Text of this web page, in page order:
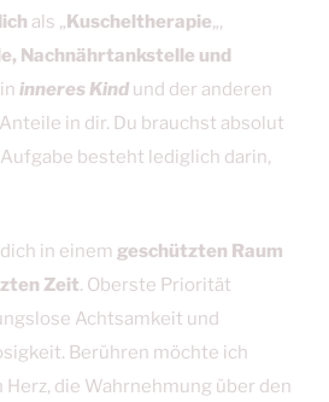
als „Kuscheltherapie„,
Nachnährtankstelle und
inneres Kind und der anderen
in dir. Du brauchst absolut
besteht lediglich darin,
in einem geschützten Raum
Zeit. Oberste Priorität
Achtsamkeit und
Berühren möchte ich
Herz, die Wahrnehmung über den